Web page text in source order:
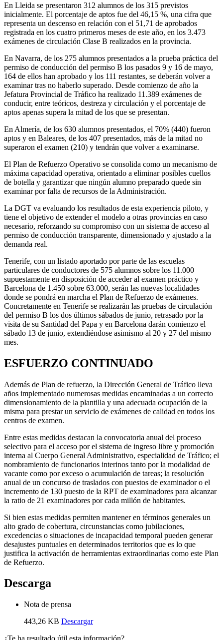
En Lleida se presentaron 312 alumnos de los 315 previstos
inicialmente. El porcentaje de aptos fue del 46,15 %, una cifra que
representa un descenso en relación con el 51,71 de aprobados
registrada en los cuatro primeros meses de este año, en los 3.473
exámenes de circulación Clase B realizados en la provincia.
En Navarra, de los 275 alumnos presentados a la prueba práctica del
permiso de conducción del permiso B los pasados 9 y 16 de mayo,
164 de ellos han aprobado y los 111 restantes, se deberán volver a
examinar tras no haberlo superado. Desde comienzo de año la
Jefatura Provincial de Tráfico ha realizado 11.389 exámenes de
conducir, entre teóricos, destreza y circulación y el porcentaje de
aptos apenas supera la mitad de los que se presentan.
En Almería, de los 630 alumnos presentados, el 70% (440) fueron
aptos y en Baleares, de los 407 presentados, más de la mitad no
superaron el examen (210) y tendrán que volver a examinarse.
El Plan de Refuerzo Operativo se consolida como un mecanismo de
máxima capacidad operativa, orientado a eliminar posibles cuellos
de botella y garantizar que ningún alumno preparado quede sin
examinar por falta de recursos de la Administración.
La DGT va evaluando los resultados de esta experiencia piloto, y
tiene el objetivo de extender el modelo a otras provincias en caso
necesario, reforzando su compromiso con un sistema de acceso al
permiso de conducción transparente, dimensionado y ajustado a la
demanda real.
Tenerife, con un listado aportado por parte de las escuelas
particulares de conductores de 575 alumnos sobre los 11.000
supuestamente en disposición de acceder al examen práctico y
Barcelona de 1.450 sobre 63.000, serán las nuevas localidades
donde se pondrá en marcha el Plan de Refuerzo de exámenes.
Concretamente en Tenerife se realizarán las pruebas de circulación
del permiso B los dos últimos sábados de junio, retrasado por la
visita de su Santidad del Papa y en Barcelona darán comienzo el
sábado 13 de junio, extendiéndose asimismo al 20 y 27 del mismo
mes.
ESFUERZO CONTINUADO
Además de Plan de refuerzo, la Dirección General de Tráfico lleva
años implementado numerosas medidas encaminadas a un correcto
dimensionamiento de la plantilla y una adecuada ocupación de la
misma para prestar un servicio de exámenes de calidad en todos los
centros de examen.
Entre estas medidas destacan la convocatoria anual del proceso
selectivo para el acceso por el sistema de ingreso libre y promoción
interna al Cuerpo General Administrativo, especialidad de Tráfico; el
nombramiento de funcionarios interinos tanto por la modalidad de
vacante como por exceso o acumulación de tareas; la resolución
anual de un concurso de traslados con puestos de examinador o el
incremento de 130 puesto de la RPT de examinadores para alcanzar
la ratio de 21 examinadores por cada millón de habitantes.
Si bien estas medidas permiten mantener en términos generales un
alto grado de cobertura, circunstancias como jubilaciones,
excedencias o situaciones de incapacidad temporal pueden generar
desajustes puntuales en determinados territorios que es lo que
justifica la activación de herramientas extraordinarias como este Plan
de Refuerzo.
Descarga
Nota de prensa
443,26 KB Descargar